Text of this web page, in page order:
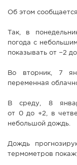
Об этом
Так, в
погода с
показывать от −2 до
Во вторник, 7
переменная
В среду, 8
от 0 до +2, в
небольшой дождь.
Дождь
термометров